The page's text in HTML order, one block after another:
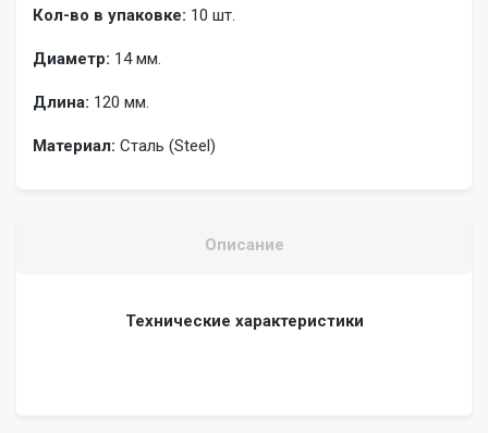
Кол-во в упаковке: 10 шт.
Диаметр: 14 мм.
Длина: 120 мм.
Материал: Сталь (Steel)
Описание
Технические характеристики